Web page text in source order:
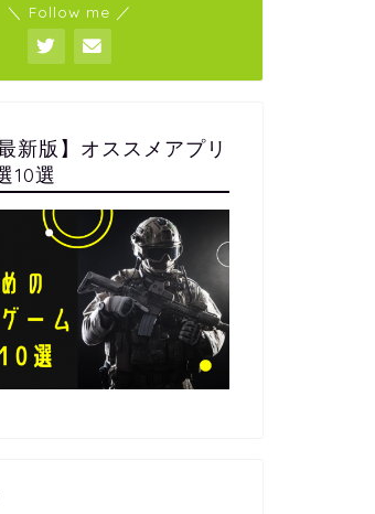
＼ Follow me ／
新版】オススメアプリ
10選